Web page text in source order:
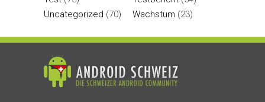
Uncategorized (70) Wachstum (23)